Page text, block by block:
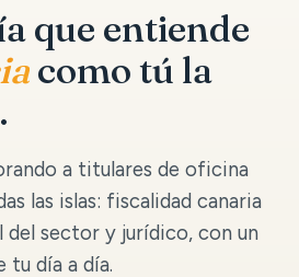
que entiende
como tú la
a titulares de oficina
las islas: fiscalidad canaria
del sector y jurídico, con un
tu día a día.